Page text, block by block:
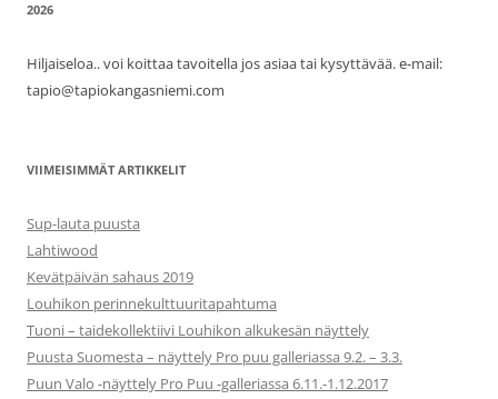
2026
Hiljaiseloa.. voi koittaa tavoitella jos asiaa tai kysyttävää. e-mail:
tapio@tapiokangasniemi.com
VIIMEISIMMÄT ARTIKKELIT
Sup-lauta puusta
Lahtiwood
Kevätpäivän sahaus 2019
Louhikon perinnekulttuuritapahtuma
Tuoni – taidekollektiivi Louhikon alkukesän näyttely
Puusta Suomesta – näyttely Pro puu galleriassa 9.2. – 3.3.
Puun Valo -näyttely Pro Puu -galleriassa 6.11.-1.12.2017